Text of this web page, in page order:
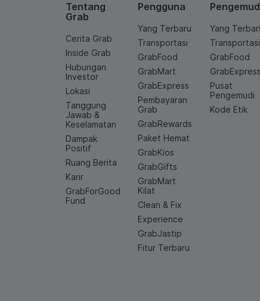
Tentang
Grab
Cerita Grab
Inside Grab
Hubungan
Investor
Lokasi
Tanggung
Jawab &
Keselamatan
Dampak
Positif
Ruang Berita
Karir
GrabForGood
Fund
Pengguna
Yang Terbaru
Transportasi
GrabFood
GrabMart
GrabExpress
Pembayaran
Grab
GrabRewards
Paket Hemat
GrabKios
GrabGifts
GrabMart
Kilat
Clean & Fix
Experience
GrabJastip
Fitur Terbaru
Yang
Transportasi
GrabFood
GrabExpress
Pusat
Pengemudi
Kode Etik